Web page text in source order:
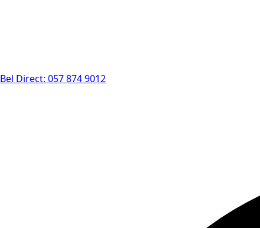
Bel Direct: 057 874 9012